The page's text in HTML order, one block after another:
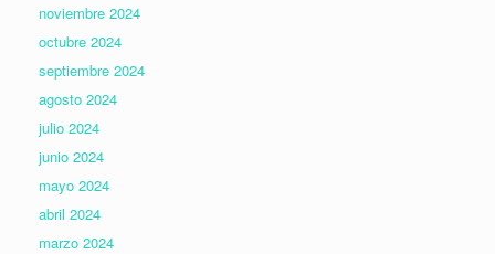
noviembre 2024
octubre 2024
septiembre 2024
agosto 2024
julio 2024
junio 2024
mayo 2024
abril 2024
marzo 2024